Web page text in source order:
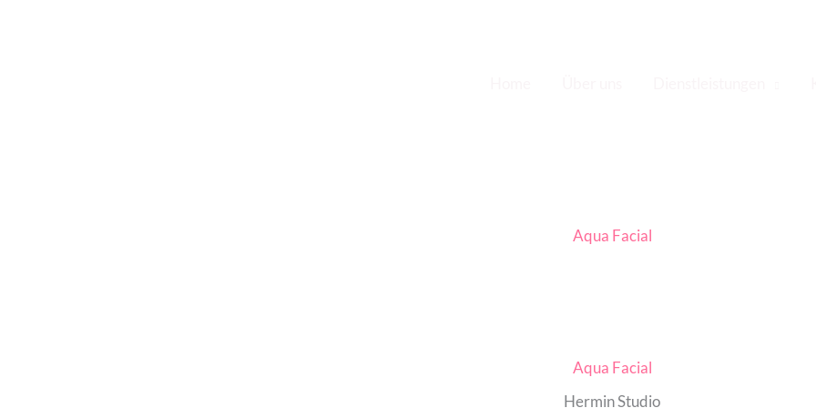
Aqua Facial
Aqua Facial
Hermin Studio